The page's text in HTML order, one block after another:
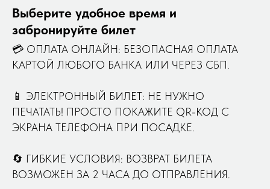
Выберите удобное время и
забронируйте билет
💳 ОПЛАТА ОНЛАЙН: БЕЗОПАСНАЯ ОПЛАТА
КАРТОЙ ЛЮБОГО БАНКА ИЛИ ЧЕРЕЗ СБП.
📱 ЭЛЕКТРОННЫЙ БИЛЕТ: НЕ НУЖНО
ПЕЧАТАТЬ! ПРОСТО ПОКАЖИТЕ QR-КОД С
ЭКРАНА ТЕЛЕФОНА ПРИ ПОСАДКЕ.
🔄 ГИБКИЕ УСЛОВИЯ: ВОЗВРАТ БИЛЕТА
ВОЗМОЖЕН ЗА 2 ЧАСА ДО ОТПРАВЛЕНИЯ.